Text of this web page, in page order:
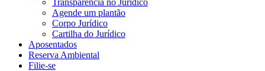
Agende um plantão
Corpo Jurídico
Cartilha do Jurídico
Aposentados
Reserva Ambiental
Filie-se